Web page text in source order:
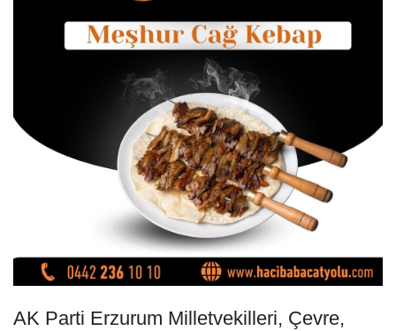
AK Parti Erzurum Milletvekilleri, Çevre,